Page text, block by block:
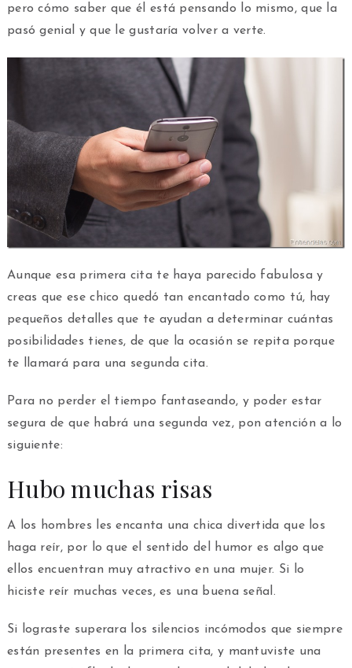
pero cómo saber que él está pensando lo mismo, que la
pasó genial y que le gustaría volver a verte.
Aunque esa primera cita te haya parecido fabulosa y
creas que ese chico quedó tan encantado como tú, hay
pequeños detalles que te ayudan a determinar cuántas
posibilidades tienes, de que la ocasión se repita porque
te llamará para una segunda cita.
Para no perder el tiempo fantaseando, y poder estar
segura de que habrá una segunda vez, pon atención a lo
siguiente:
Hubo muchas risas
A los hombres les encanta una chica divertida que los
haga reír, por lo que el sentido del humor es algo que
ellos encuentran muy atractivo en una mujer. Si lo
hiciste reír muchas veces, es una buena señal.
Si lograste superara los silencios incómodos que siempre
están presentes en la primera cita, y mantuviste una